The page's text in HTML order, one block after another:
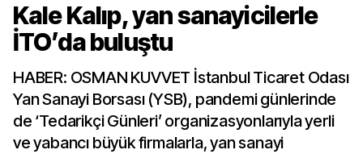
Kale Kalıp, yan sanayicilerle
İTO’da buluştu
HABER: OSMAN KUVVET İstanbul Ticaret Odası
Yan Sanayi Borsası (YSB), pandemi günlerinde
de ‘Tedarikçi Günleri’ organizasyonlarıyla yerli
ve yabancı büyük firmalarla, yan sanayi